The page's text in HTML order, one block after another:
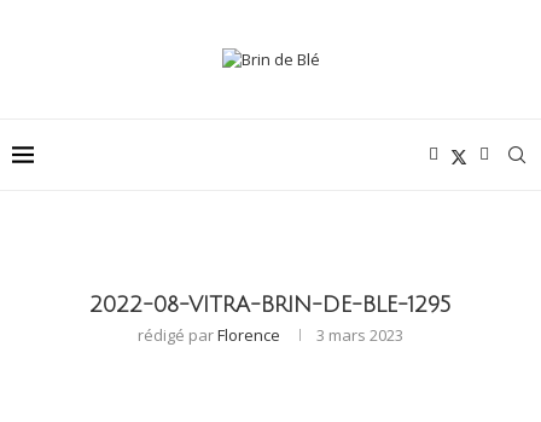
2022-08-VITRA-BRIN-DE-BLE-1295
rédigé parFlorence 3 mars 2023